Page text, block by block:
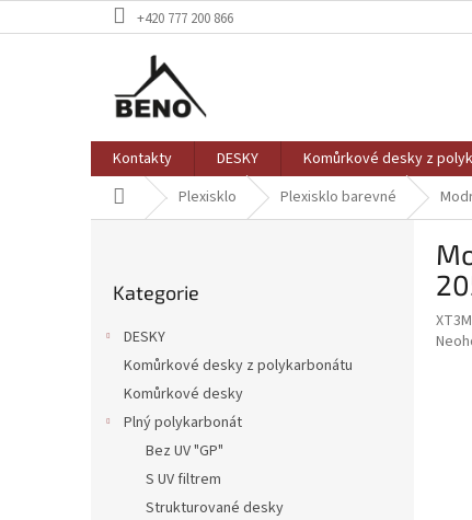
na
+420 777 200 866
Kontakty DESKY Komůrkové desky z
Domů Plexisklo Plexisklo barevné
kategorie
Kategorie
DESKY
Komůrkové desky z polykarbonátu
Komůrkové desky
Plný polykarbonát
Bez UV "GP"
S UV filtrem
Strukturované desky